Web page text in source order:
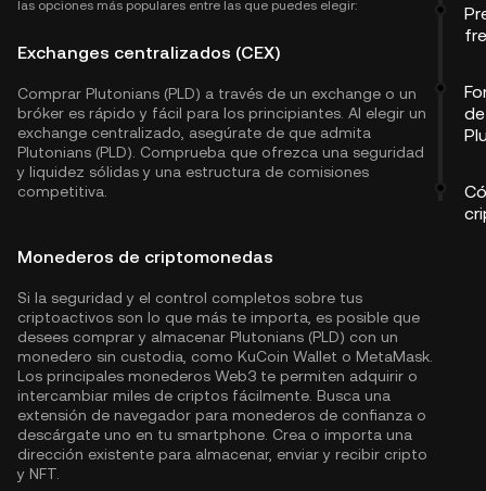
las opciones más populares entre las que puedes elegir:
Exchanges centralizados (CEX)
Comprar Plutonians (PLD) a través de un exchange o un
bróker es rápido y fácil para los principiantes. Al elegir un
exchange centralizado, asegúrate de que admita
Plutonians (PLD). Comprueba que ofrezca una seguridad
y liquidez sólidas y una estructura de comisiones
competitiva.
Monederos de criptomonedas
Si la seguridad y el control completos sobre tus
criptoactivos son lo que más te importa, es posible que
desees comprar y almacenar Plutonians (PLD) con un
monedero sin custodia, como KuCoin Wallet o MetaMask.
Los principales monederos Web3 te permiten adquirir o
intercambiar miles de criptos fácilmente. Busca una
extensión de navegador para monederos de confianza o
descárgate uno en tu smartphone. Crea o importa una
dirección existente para almacenar, enviar y recibir cripto
y NFT.